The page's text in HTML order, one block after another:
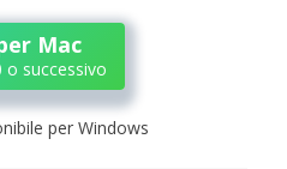
Mac
o successivo
per Windows